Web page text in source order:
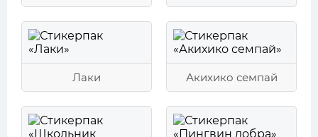
Лаки Акихико семпай